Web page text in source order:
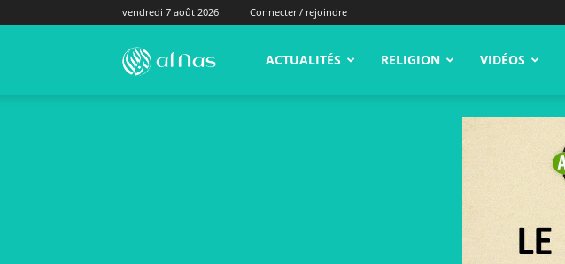
vendredi 7 août 2026 Connecter / rejoindre
alNas.fr ACTUALITÉS RELIGION VIDÉOS